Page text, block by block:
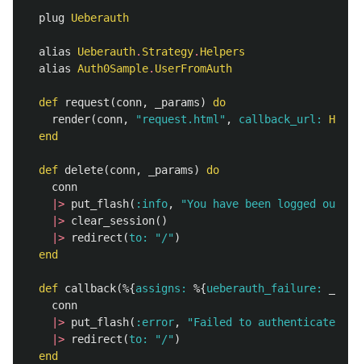
plug Ueberauth
alias Ueberauth. Strategy. Helpers
alias Auth0Sample. UserFromAuth
def request (conn, _params)
do
render(conn, "request.html" , callback_url:
end
def delete(conn, _params)
do
conn
|> put_flash( :info, "You have been logged out!"
|> clear_session()
|>
redirect (to: "/" )
end
def callback(%{assigns: %{ueberauth_failure:
conn
|> put_flash( :error, "Failed to authenticate."
|>
redirect (to: "/" )
end